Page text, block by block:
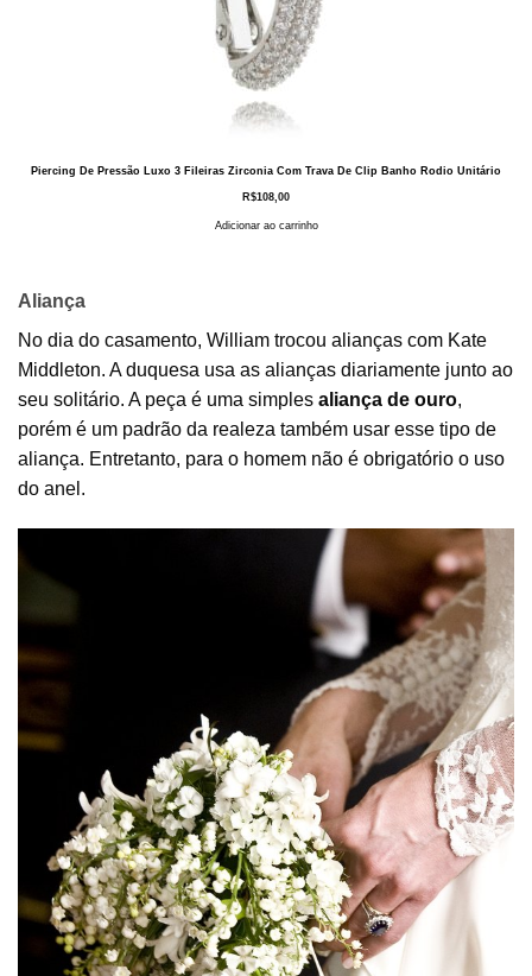
Piercing De Pressão Luxo 3 Fileiras Zirconia Com Trava De Clip Banho Rodio Unitário
R$108,00
Adicionar ao carrinho
Aliança
No dia do casamento, William trocou alianças com Kate
Middleton. A duquesa usa as alianças diariamente junto ao
seu solitário. A peça é uma simples aliança de ouro,
porém é um padrão da realeza também usar esse tipo de
aliança. Entretanto, para o homem não é obrigatório o uso
do anel.